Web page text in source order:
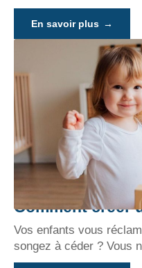
En savoir plus
Comment créer
Vos enfants vous
songez à céder ? Vous